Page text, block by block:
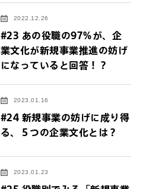
2022.12.26
#23 あの役職の97％が、企
業文化が新規事業推進の妨げ
になっていると回答！？
2023.01.16
#24 新規事業の妨げに成り得
る、５つの企業文化とは？
2023.01.23